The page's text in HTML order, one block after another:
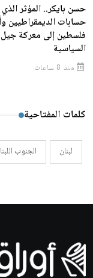
حسن بايكر.. المؤثر
حسابات الديمقراطيين
فلسطين إلى معركة
السياسية
منذ 8 ساعات
كلمات المفتاحية
لبنان الجنوب